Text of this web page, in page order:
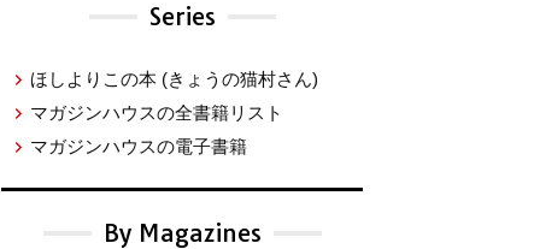
Series
ほしよりこの本 (きょうの猫村さん)
マガジンハウスの全書籍リスト
マガジンハウスの電子書籍
By Magazines